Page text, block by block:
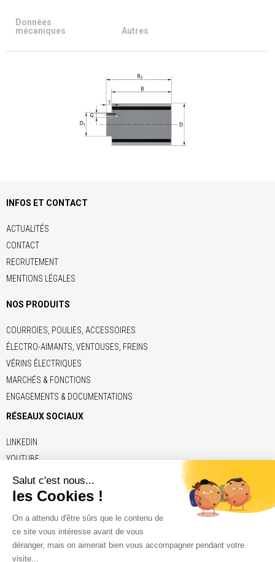
Données
mécaniques
Autres
INFOS ET CONTACT
ACTUALITÉS
CONTACT
RECRUTEMENT
MENTIONS LÉGALES
NOS PRODUITS
COURROIES, POULIES, ACCESSOIRES
ÉLECTRO-AIMANTS, VENTOUSES, FREINS
VÉRINS ÉLECTRIQUES
MARCHÉS & FONCTIONS
ENGAGEMENTS & DOCUMENTATIONS
RÉSEAUX SOCIAUX
LINKEDIN
YOUTUBE
LIENS
ADE
BRECO
CONTITECH
ELERO